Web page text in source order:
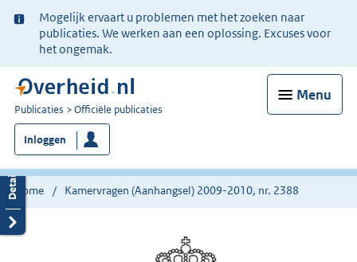
Ter
informatie:
Mogelijk ervaart u problemen met het zoeken naar
publicaties. We werken aan een oplossing. Excuses voor
het ongemak.
Menu
U
bent
nu
hier:
Publicaties Officiële publicaties
Inloggen
Home Kamervragen (Aanhangsel) 2009-2010, nr. 2388